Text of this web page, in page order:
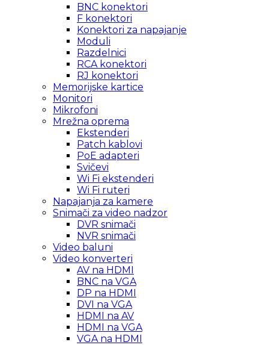
BNC konektori
F konektori
Konektori za napajanje
Moduli
Razdelnici
RCA konektori
RJ konektori
Memorijske kartice
Monitori
Mikrofoni
Mrežna oprema
Ekstenderi
Patch kablovi
PoE adapteri
Svičevi
Wi Fi ekstenderi
Wi Fi ruteri
Napajanja za kamere
Snimači za video nadzor
DVR snimači
NVR snimači
Video baluni
Video konverteri
AV na HDMI
BNC na VGA
DP na HDMI
DVI na VGA
HDMI na AV
HDMI na VGA
VGA na HDMI